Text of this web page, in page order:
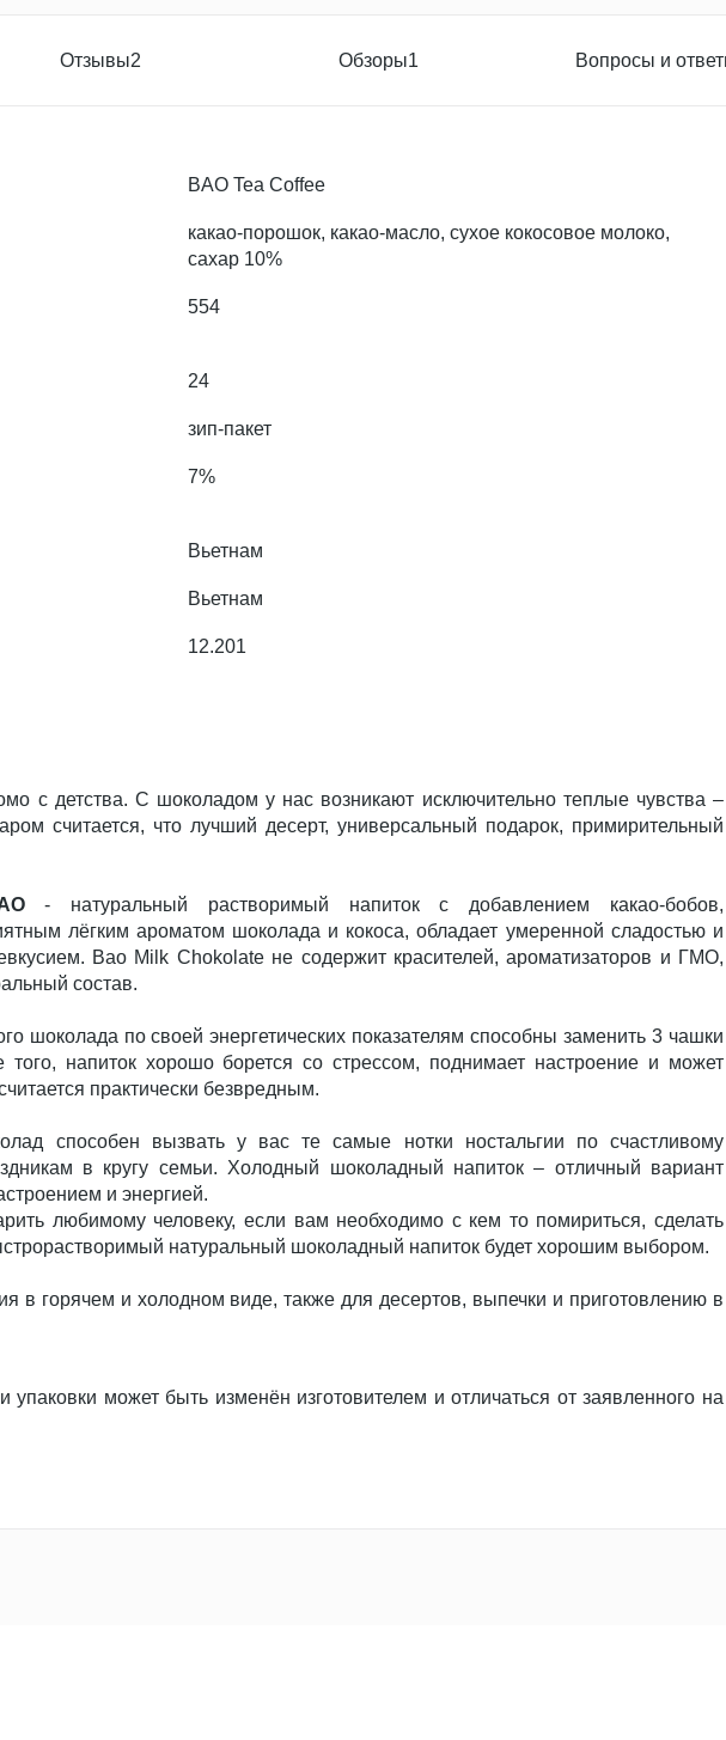
Отзывы2 Обзоры1 Вопросы и
BAO Tea Coffee
какао-порошок, какао-масло, сухое кокосовое молоко,
сахар 10%
554
24
зип-пакет
7%
Вьетнам
Вьетнам
12.201
с детства. С шоколадом у нас возникают исключительно теплые чувства –
считается, что лучший десерт, универсальный подарок, примирительный
- натуральный растворимый напиток с добавлением какао-бобов,
лёгким ароматом шоколада и кокоса, обладает умеренной сладостью и
Bao Milk Chokolate не содержит красителей, ароматизаторов и ГМО,
состав.
шоколада по своей энергетических показателям способны заменить 3 чашки
того, напиток хорошо борется со стрессом, поднимает настроение и может
практически безвредным.
способен вызвать у вас те самые нотки ностальгии по счастливому
в кругу семьи. Холодный шоколадный напиток – отличный вариант
и энергией.
любимому человеку, если вам необходимо с кем то помириться, сделать
натуральный шоколадный напиток будет хорошим выбором.
в горячем и холодном виде, также для десертов, выпечки и приготовлению в
может быть изменён изготовителем и отличаться от заявленного на